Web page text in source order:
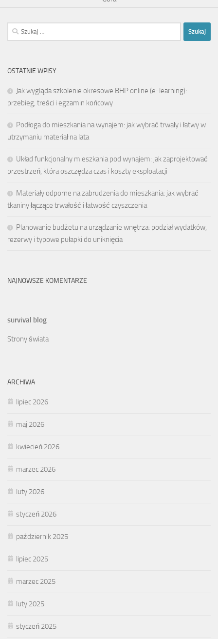
Szukaj:
OSTATNIE WPISY
Jak wygląda szkolenie okresowe BHP online (e-learning):
przebieg, treści i egzamin końcowy
Podłoga do mieszkania na wynajem: jak wybrać trwały i łatwy w
utrzymaniu materiał na lata
Układ funkcjonalny mieszkania pod wynajem: jak zaprojektować
przestrzeń, która oszczędza czas i koszty eksploatacji
Materiały odporne na zabrudzenia do mieszkania: jak wybrać
tkaniny łączące trwałość i łatwość czyszczenia
Planowanie budżetu na urządzanie wnętrza: podział wydatków,
rezerwy i typowe pułapki do uniknięcia
NAJNOWSZE KOMENTARZE
survival blog
Strony świata
ARCHIWA
lipiec 2026
maj 2026
kwiecień 2026
marzec 2026
luty 2026
styczeń 2026
październik 2025
lipiec 2025
marzec 2025
luty 2025
styczeń 2025